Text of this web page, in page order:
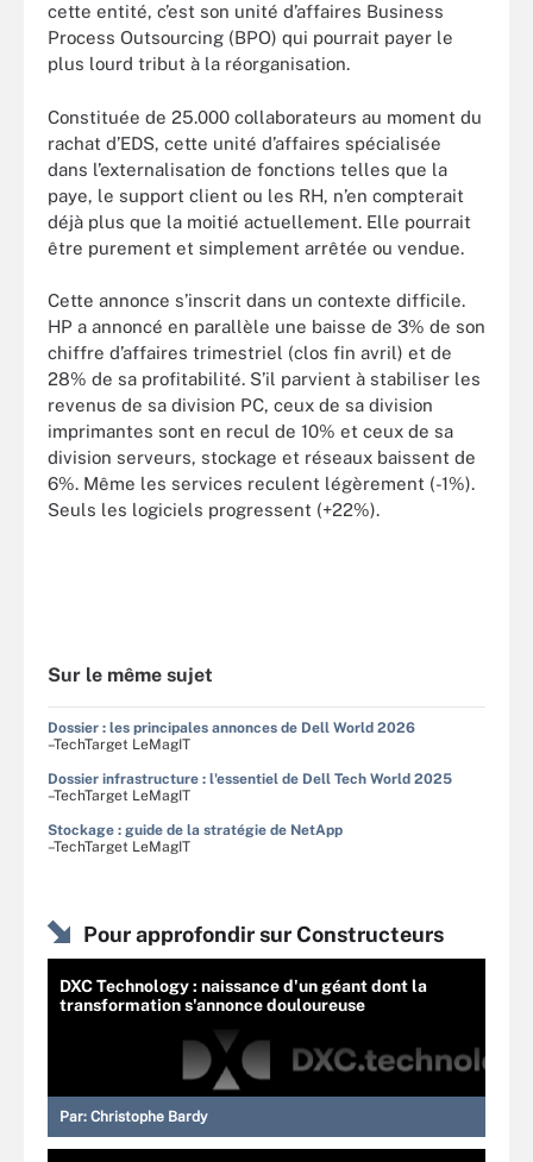
cette entité, c’est son unité d’affaires Business
Process Outsourcing (BPO) qui pourrait payer le
plus lourd tribut à la réorganisation.
Constituée de 25.000 collaborateurs au moment du
rachat d’EDS, cette unité d’affaires spécialisée
dans l’externalisation de fonctions telles que la
paye, le support client ou les RH, n’en compterait
déjà plus que la moitié actuellement. Elle pourrait
être purement et simplement arrêtée ou vendue.
Cette annonce s’inscrit dans un contexte difficile.
HP a annoncé en parallèle une baisse de 3% de son
chiffre d’affaires trimestriel (clos fin avril) et de
28% de sa profitabilité. S’il parvient à stabiliser les
revenus de sa division PC, ceux de sa division
imprimantes sont en recul de 10% et ceux de sa
division serveurs, stockage et réseaux baissent de
6%. Même les services reculent légèrement (-1%).
Seuls les logiciels progressent (+22%).
Sur le même sujet
Dossier : les principales annonces de Dell World 2026
–TechTarget LeMagIT
Dossier infrastructure : l'essentiel de Dell Tech World 2025
–TechTarget LeMagIT
Stockage : guide de la stratégie de NetApp
–TechTarget LeMagIT
Pour approfondir sur Constructeurs
DXC Technology : naissance d'un géant dont la
transformation s'annonce douloureuse
Par: Christophe Bardy